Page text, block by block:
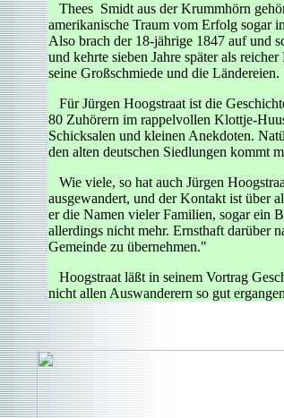
Thees Smidt aus der Krummhörn
amerikanische Traum vom Erfolg sogar
Also brach der 18-jährige 1847 auf und
und kehrte sieben Jahre später als
seine Großschmiede und die Ländereien.
Für Jürgen Hoogstraat ist die
80 Zuhörern im rappelvollen Klottje-
Schicksalen und kleinen Anekdoten.
den alten deutschen Siedlungen kommt
Wie viele, so hat auch Jürgen
ausgewandert, und der Kontakt ist über
er die Namen vieler Familien, sogar ein
allerdings nicht mehr. Ernsthaft darüber
Gemeinde zu übernehmen."
Hoogstraat läßt in seinem Vortrag
nicht allen Auswanderern so gut